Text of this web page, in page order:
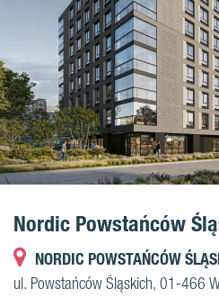
Nordic Powstańców
NORDIC POWSTAŃCÓW
ul. Powstańców Śląskich, 01-466